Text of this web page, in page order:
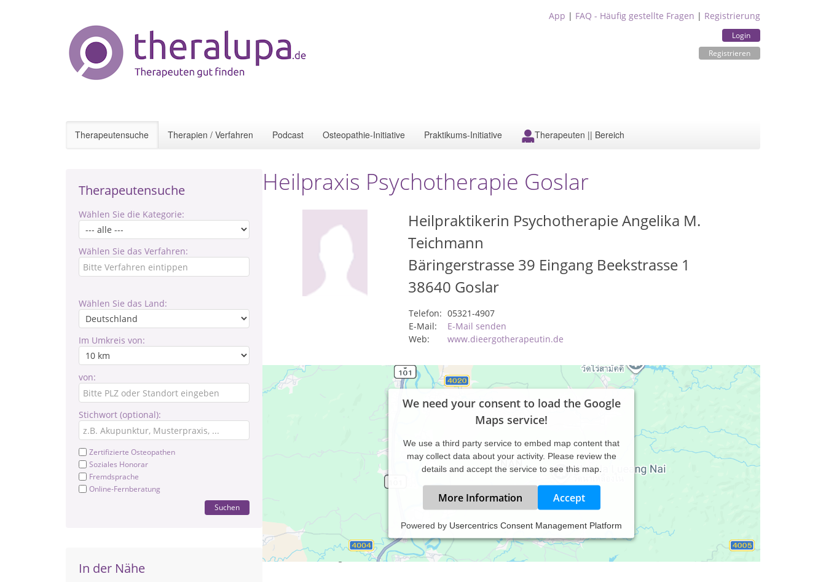
App | FAQ - Häufig gestellte Fragen | Registrierung
Login
Registrieren
Therapeutensuche Therapien / Verfahren Podcast Osteopathie-Initiative Praktikums-Initiative Therapeuten || Bereich
Therapeutensuche
Wählen Sie die Kategorie:
Wählen Sie das Verfahren:
Wählen Sie das Land:
Im Umkreis von:
von:
Stichwort (optional):
Zertifizierte Osteopathen
Soziales Honorar
Fremdsprache
Online-Fernberatung
Suchen
In der Nähe
Heilpraxis Psychotherapie Goslar
Heilpraktikerin Psychotherapie Angelika M.
Teichmann
Bäringerstrasse 39 Eingang Beekstrasse 1
38640 Goslar
Telefon: 05321-4907
E-Mail:
E-Mail senden
Web:
www.dieergotherapeutin.de
We need your consent to load the Google
Maps service!
We use a third party service to embed map content that
may collect data about your activity. Please review the
details and accept the service to see this map.
More Information Accept
Powered by Usercentrics Consent Management Platform
Praxiszeiten:
Nach Vereinbarung